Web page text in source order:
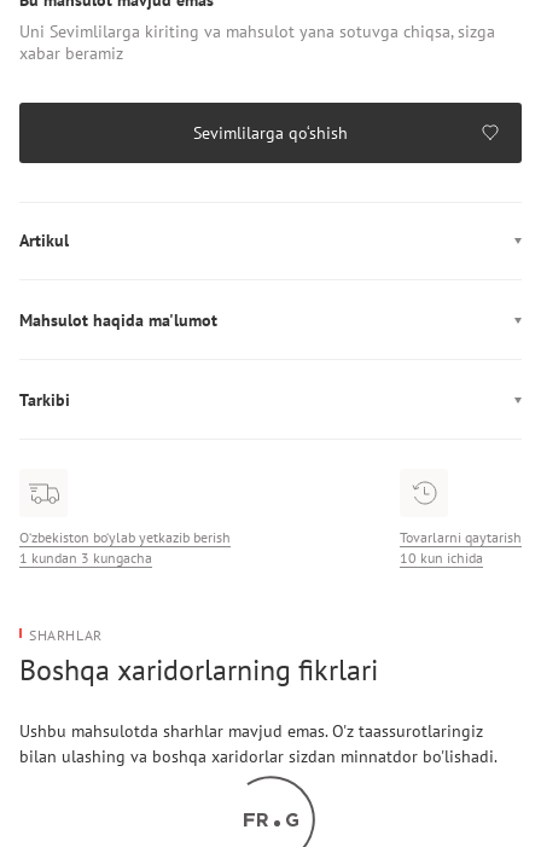
Uni Sevimlilarga kiriting va mahsulot yana sotuvga chiqsa, sizga
xabar beramiz
Sevimlilarga qo‘shish
Artikul
Mahsulot haqida ma'lumot
Mahkamlagich: Qisqich
Diametr: sozlanadigan
Tarkibi
O‘zbekiston bo‘ylab yetkazib berish
1 kundan 3 kungacha
Tovarlarni qaytarish
10 kun ichida
SHARHLAR
Boshqa xaridorlarning fikrlari
Ushbu mahsulotda sharhlar mavjud emas. O'z taassurotlaringiz
bilan ulashing va boshqa xaridorlar sizdan minnatdor bo'lishadi.